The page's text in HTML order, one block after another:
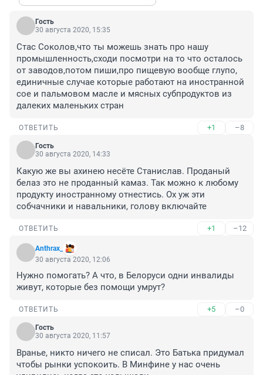
Гость
30 августа 2020, 15:35
Стас Соколов,что ты можешь знать про нашу
промышленность,сходи посмотри на то что осталось
от заводов,потом пиши,про пищевую вообще глупо,
единичные случае которые работают на иностранной
сое и пальмовом масле и мясных субпродуктов из
далеких маленьких стран
ОТВЕТИТЬ +1 –8
Гость
30 августа 2020, 14:33
Какую же вы ахинею несёте Станислав. Проданый
белаз это не проданный камаз. Так можно к любому
продукту иностранному отнестись. Ох уж эти
собчачники и навальники, голову включайте
ОТВЕТИТЬ +1 –12
Anthrax_
30 августа 2020, 12:06
Нужно помогать? А что, в Белоруси одни инвалиды
живут, которые без помощи умрут?
ОТВЕТИТЬ +5 –0
Гость
30 августа 2020, 11:57
Вранье, никто ничего не списал. Это Батька придумал
чтобы рынки успокоить. В Минфине у нас очень